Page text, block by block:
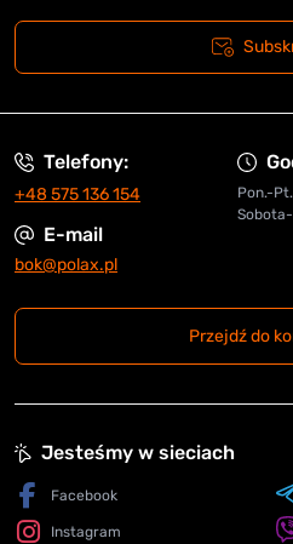
Telefony:
+48 575 136 154
Pon.-
E-mail
bok@polax.pl
Przejdź do
Jesteśmy w sieciach
Facebook
Instagram